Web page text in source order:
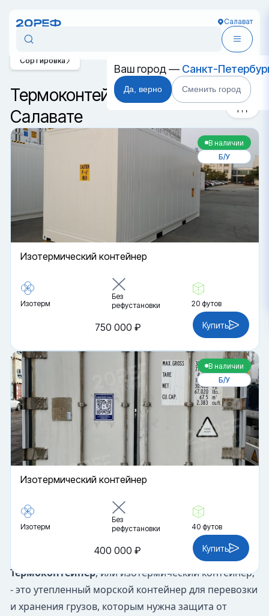
Салават
Ваш город — Санкт-
Да, верно Сменить город
Термоконтейнеры в
Салавате
Сортировка
В наличии
Б/У
Изотермический контейнер
Изотерм
Без
рефустановки
20 футов
750 000 ₽ Купить
В наличии
Б/У
Изотермический контейнер
Изотерм
Без
рефустановки
40 футов
400 000 ₽ Купить
Термоконтейнер, или изотермический контейнер,
- это утепленный морской контейнер для перевозки
и хранения грузов, которым нужна защита от